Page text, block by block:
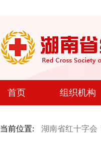
首页 组织机构
当前位置: 湖南省红十字会